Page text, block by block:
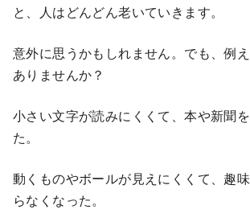
と、人はどんどん老いていきます。
意外に思うかもしれません。でも、例
ありませんか？
小さい文字が読みにくくて、本や新聞
た。
動くものやボールが見えにくくて、趣
らなくなった。